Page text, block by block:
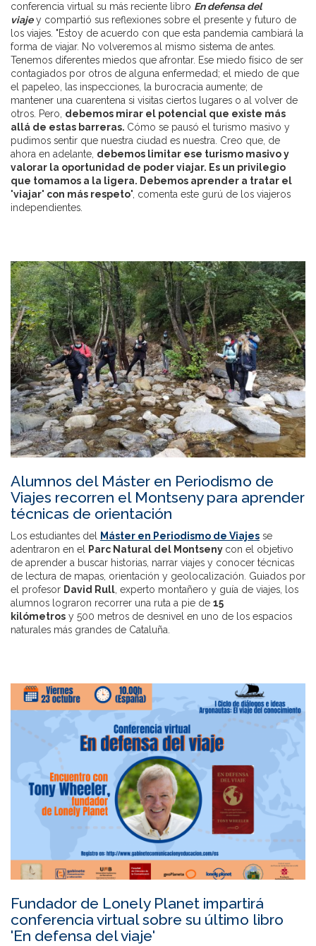
conferencia virtual su más reciente libro En defensa del
viajey compartió sus reflexiones sobre el presente y futuro de
los viajes. "Estoy de acuerdo con que esta pandemia cambiará la
forma de viajar. No volveremos al mismo sistema de antes.
Tenemos diferentes miedos que afrontar. Ese miedo físico de ser
contagiados por otros de alguna enfermedad; el miedo de que
el papeleo, las inspecciones, la burocracia aumente; de
mantener una cuarentena si visitas ciertos lugares o al volver de
otros. Pero, debemos mirar el potencial que existe más
allá de estas barreras. Cómo se pausó el turismo masivo y
pudimos sentir que nuestra ciudad es nuestra. Creo que, de
ahora en adelante, debemos limitar ese turismo masivo y
valorar la oportunidad de poder viajar. Es un privilegio
que tomamos a la ligera. Debemos aprender a tratar el
'viajar' con más respeto", comenta este gurú de los viajeros
independientes.
Alumnos del Máster en Periodismo de
Viajes recorren el Montseny para aprender
técnicas de orientación
Los estudiantes del Máster en Periodismo de Viajes se
adentraron en el
Parc Natural del Montseny con el objetivo
de aprender a buscar historias, narrar viajes y conocer técnicas
de lectura de mapas, orientación y geolocalización. Guiados por
el profesor David Rull , experto montañero y guía de viajes, los
alumnos lograron recorrer una ruta a pie de 15
kilómetros y 500 metros de desnivel en uno de los espacios
naturales más grandes de Cataluña.
Fundador de Lonely Planet impartirá
conferencia virtual sobre su último libro
'En defensa del viaje'